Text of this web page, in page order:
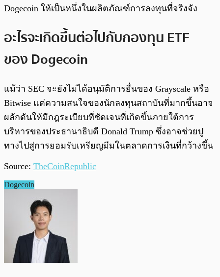
Dogecoin ให้เป็นหนึ่งในผลิตภัณฑ์การลงทุนที่จริงจัง
อะไรจะเกิดขึ้นต่อไปกับกองทุน ETF
ของ Dogecoin
แม้ว่า SEC จะยังไม่ได้อนุมัติการยื่นของ Grayscale หรือ
Bitwise แต่ความสนใจของนักลงทุนสถาบันที่มากขึ้นอาจ
ผลักดันให้มีกฎระเบียบที่ชัดเจนที่เกิดขึ้นภายใต้การ
บริหารของประธานาธิบดี Donald Trump ซึ่งอาจช่วยปู
ทางไปสู่การยอมรับเหรียญมีมในตลาดการเงินที่กว้างขึ้น
Source: TheCoinRepublic
Dogecoin